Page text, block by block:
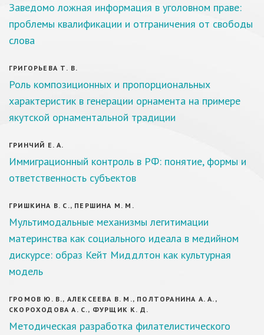
Заведомо ложная информация в уголовном праве:
проблемы квалификации и отграничения от свободы
слова
ГРИГОРЬЕВА Т. В.
Роль композиционных и пропорциональных
характеристик в генерации орнамента на примере
якутской орнаментальной традиции
ГРИНЧИЙ Е. А.
Иммиграционный контроль в РФ: понятие, формы и
ответственность субъектов
ГРИШКИНА В. С., ПЕРШИНА М. М.
Мультимодальные механизмы легитимации
материнства как социального идеала в медийном
дискурсе: образ Кейт Миддлтон как культурная
модель
ГРОМОВ Ю. В., АЛЕКСЕЕВА В. М., ПОЛТОРАНИНА А. А.,
СКОРОХОДОВА А. С., ФУРЩИК К. Д.
Методическая разработка филателистического